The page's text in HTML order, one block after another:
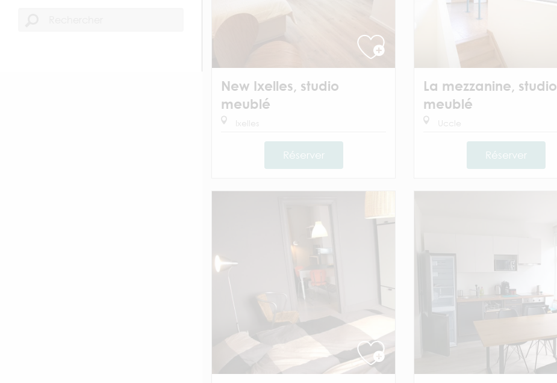
New Ixelles, studio
meublé
Ixelles
Réserver
La mezzanine, studio
meublé
Uccle
Réserver